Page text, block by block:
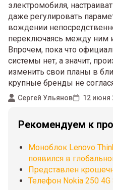
электромобиля,
даже регулировать
вождении
переключаясь между ним
Впрочем, пока что
системы нет, а значит,
изменить свои планы в
крупные бренды не
Сергей Ульянов 12 июня
Рекомендуем к
Моноблок Lenovo
появился в
Представлен
Телефон Nokia 250